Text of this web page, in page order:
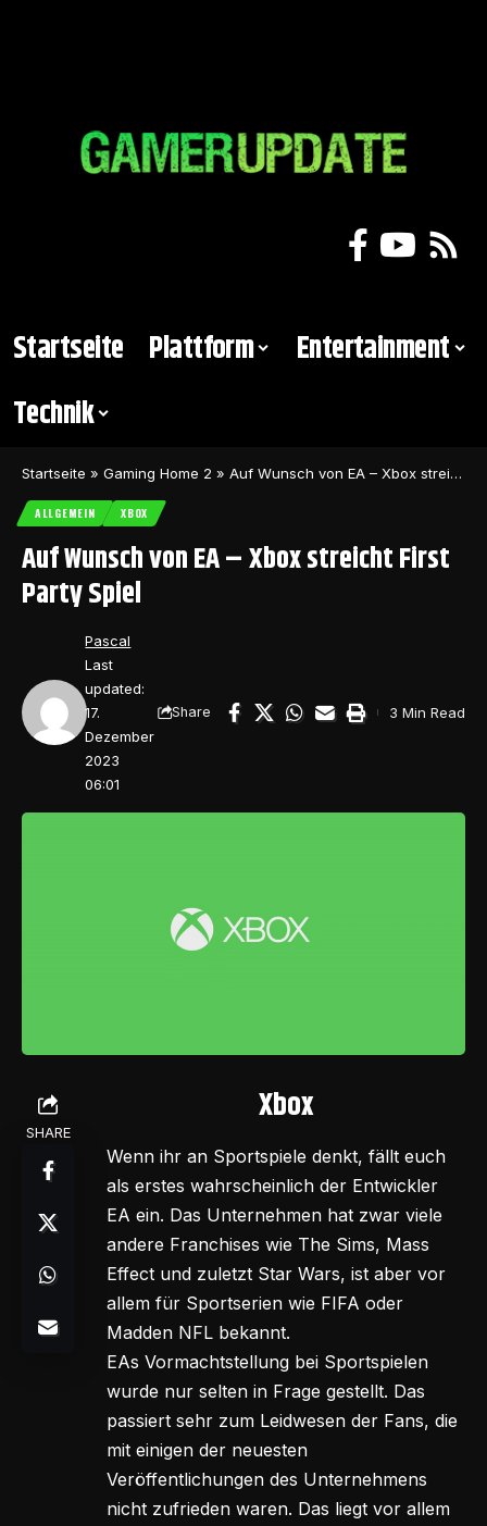
Startseite Plattform
Entertainment
Technik
Startseite » Gaming Home 2 » Auf Wunsch von EA – Xbox streicht First Party Spiel
ALLGEMEIN XBOX
Auf Wunsch von EA – Xbox streicht First
Party Spiel
Last
updated:
17.
Dezember
2023
06:01
Pascal
Share 3 Min Read
SHARE
Xbox
Wenn ihr an Sportspiele denkt, fällt euch
als erstes wahrscheinlich der Entwickler
EA ein. Das Unternehmen hat zwar viele
andere Franchises wie The Sims, Mass
Effect und zuletzt Star Wars, ist aber vor
allem für Sportserien wie FIFA oder
Madden NFL bekannt.
EAs Vormachtstellung bei Sportspielen
wurde nur selten in Frage gestellt. Das
passiert sehr zum Leidwesen der Fans, die
mit einigen der neuesten
Veröffentlichungen des Unternehmens
nicht zufrieden waren. Das liegt vor allem